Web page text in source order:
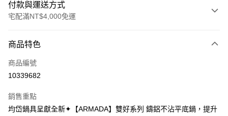
付款與運送方式
宅配滿NT$4,000免運
信用卡一次付款
信用卡分期付款
合作金庫商業銀行
華南商業銀行
彰化商業銀行
LINE Pay
商品特色
商品編號
10339682
銷售重點
均岱鍋具呈獻全新✦【ARMADA】雙好系列 鑄鋁不沾平底鍋，提升